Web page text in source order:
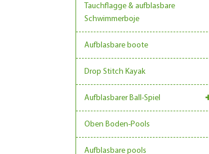
Tauchflagge & aufblasbare
Schwimmerboje
Aufblasbare boote
Drop Stitch Kayak
Aufblasbarer Ball-Spiel
Oben Boden-Pools
Aufblasbare pools